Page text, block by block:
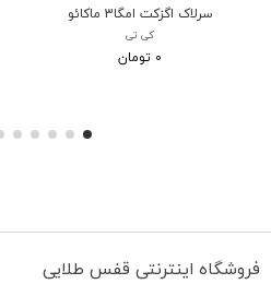
سرلاک اگزکت امگا3 ماکائو
کی تی
0 تومان
فروشگاه اینترنتی قفس طلایی